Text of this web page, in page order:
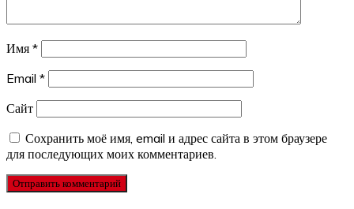
Имя *
Email *
Сайт
Сохранить моё имя, email и адрес сайта в этом браузере
для последующих моих комментариев.